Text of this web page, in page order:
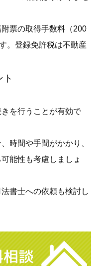
票の取得手数料（200
。登録免許税は不動産
を行うことが有効で
時間や手間がかかり、
能性も考慮しましょ
書士への依頼も検討し